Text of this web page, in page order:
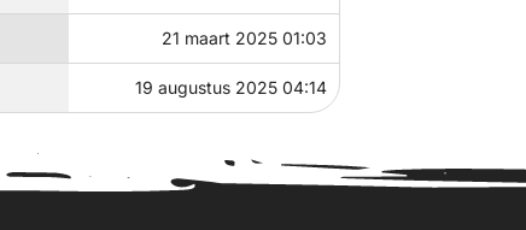
21 maart 2025 01:03
19 augustus 2025 04:14